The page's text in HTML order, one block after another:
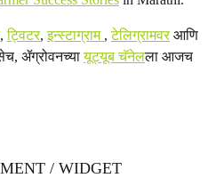
,ट्विटर,इन्स्टाग्राम ,टेलिग्रामवरआणि
ॲग्रोवनच्यायूट्यूब चॅनेलला आजच
/ WIDGET